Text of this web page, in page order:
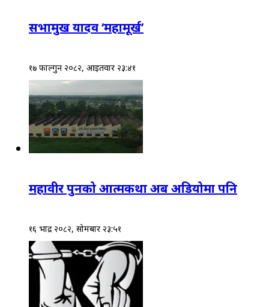
सभामुख यादव ‘महामूर्ख’
१७ फाल्गुन २०८२, आईतवार २३:४१
महावीर पुनको आत्मकथा अब अडियोमा पनि
१६ भाद्र २०८२, सोमबार २३:५१